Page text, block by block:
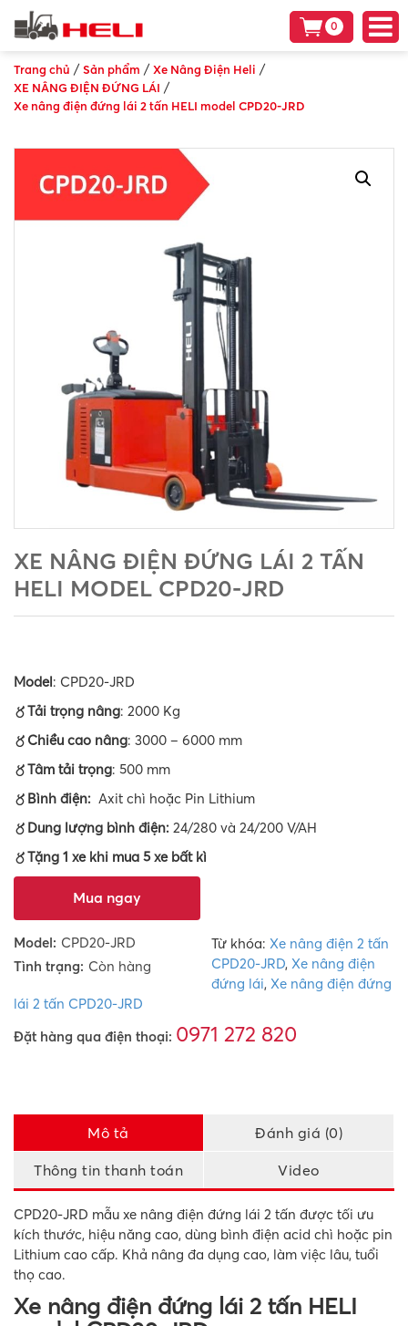
0
Trang chủ /Sản phẩm /Xe Nâng Điện Heli /
XE NÂNG ĐIỆN ĐỨNG LÁI /
Xe nâng điện đứng lái 2 tấn HELI model CPD20-JRD
XE NÂNG ĐIỆN ĐỨNG LÁI 2 TẤN
HELI MODEL CPD20-JRD
Model: CPD20-JRD
〥Tải trọng nâng: 2000 Kg
〥Chiều cao nâng: 3000 – 6000 mm
〥Tâm tải trọng: 500 mm
〥Bình điện: Axit chì hoặc Pin Lithium
〥Dung lượng bình điện: 24/280 và 24/200 V/AH
〥Tặng 1 xe khi mua 5 xe bất kì
Mua ngay
Model: CPD20-JRD
Tình trạng: Còn hàng
Từ khóa:Xe nâng điện 2 tấn
CPD20-JRD,Xe nâng điện
đứng lái,Xe nâng điện đứng
lái 2 tấn CPD20-JRD
Đặt hàng qua điện thoại: 0971 272 820
Mô tả Đánh giá (0)
Thông tin thanh toán Video
CPD20-JRD mẫu xe nâng điện đứng lái 2 tấn được tối ưu
kích thước, hiệu năng cao, dùng bình điện acid chì hoặc pin
Lithium cao cấp. Khả nâng đa dụng cao, làm việc lâu, tuổi
thọ cao.
Xe nâng điện đứng lái 2 tấn HELI